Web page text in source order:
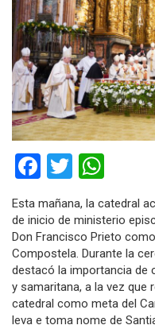
Facebook
Twitter
Esta mañana, la catedral
de inicio de ministerio
Don Francisco Prieto
Compostela. Durante la
destacó la importancia de
y samaritana, a la vez que
catedral como meta del
leva e toma nome de